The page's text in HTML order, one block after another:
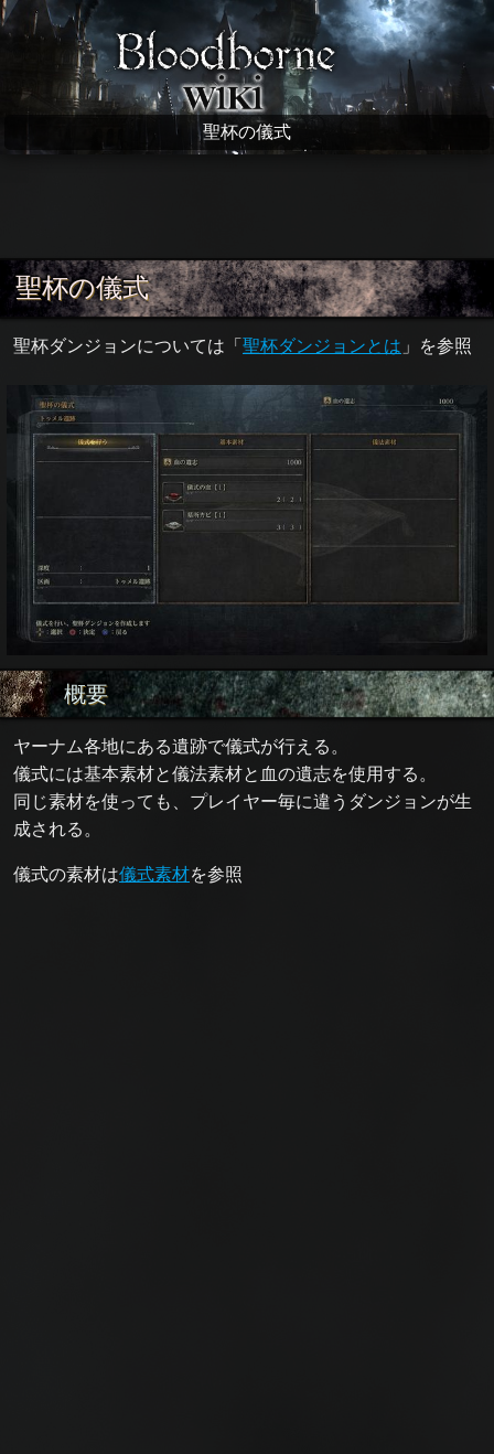
Bloodborne wiki
聖杯の儀式
聖杯の儀式
聖杯ダンジョンについては「聖杯ダンジョンとは 」を参照
概要
ヤーナム各地にある遺跡で儀式が行える。
儀式には基本素材と儀法素材と血の遺志を使用する。
同じ素材を使っても、プレイヤー毎に違うダンジョンが生
成される。
儀式の素材は儀式素材を参照